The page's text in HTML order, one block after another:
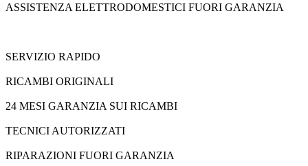
ASSISTENZA ELETTRODOMESTICI FUORI GARANZIA
SERVIZIO RAPIDO
RICAMBI ORIGINALI
24 MESI GARANZIA SUI RICAMBI
TECNICI AUTORIZZATI
RIPARAZIONI FUORI GARANZIA